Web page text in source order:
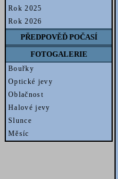
Rok 2025
Rok 2026
PŘEDPOVĚĎ POČASÍ
FOTOGALERIE
Bouřky
Optické jevy
Oblačnost
Halové jevy
Slunce
Měsíc